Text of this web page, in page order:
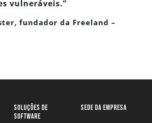
vulneráveis.”
fundador da Freeland –
SOLUÇÕES DE
SOFTWARE
SEDE DA EMPRESA